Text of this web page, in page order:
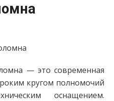
— это современная
кругом полномочий
оснащением.